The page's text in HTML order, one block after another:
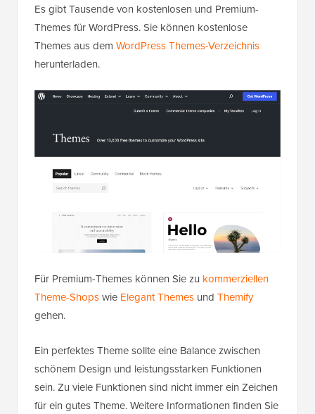
Es gibt Tausende von kostenlosen und Premium-
Themes für WordPress. Sie können kostenlose
Themes aus dem WordPress Themes-Verzeichnis
herunterladen.
Für Premium-Themes können Sie zu kommerziellen
Theme-Shopswie Elegant Themes und Themify
gehen.
Ein perfektes Theme sollte eine Balance zwischen
schönem Design und leistungsstarken Funktionen
sein. Zu viele Funktionen sind nicht immer ein Zeichen
für ein gutes Theme. Weitere Informationen finden Sie